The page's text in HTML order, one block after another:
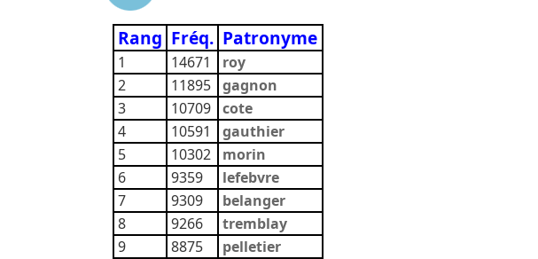
Rang Fréq. Patronyme
1 14671
roy
2
11895 gagnon
3
10709 cote
4
10591
gauthier
5
10302
morin
6
9359
lefebvre
7
9309
belanger
8
9266
tremblay
9
8875
pelletier